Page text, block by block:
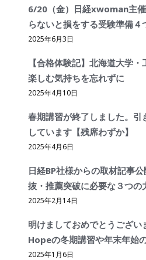
6/20（金）日経xwoman主
らないと損をする受験準備
2025年6月3日
【合格体験記】北海道大学
楽しむ気持ちを忘れずに
2025年4月10日
春期講習が終了しました。
しています【残席わずか】
2025年4月6日
日経BP社様からの取材記事
抜・推薦突破に必要な３つの
2025年2月14日
明けましておめでとうござ
Hopeの冬期講習や年末年始
2025年1月6日